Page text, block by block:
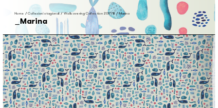
Home /Collezioni stagionali/Wallcovering Collection 2017/18/Marina
Marina